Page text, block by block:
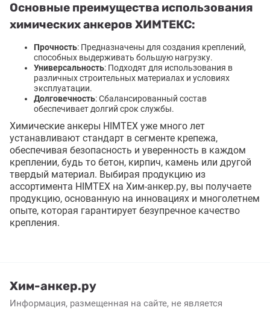
Основные преимущества использования
химических анкеров ХИМТЕКС:
Прочность: Предназначены для создания креплений,
способных выдерживать большую нагрузку.
Универсальность: Подходят для использования в
различных строительных материалах и условиях
эксплуатации.
Долговечность: Сбалансированный состав
обеспечивает долгий срок службы.
Химические анкеры HIMTEX уже много лет
устанавливают стандарт в сегменте крепежа,
обеспечивая безопасность и уверенность в каждом
креплении, будь то бетон, кирпич, камень или другой
твердый материал. Выбирая продукцию из
ассортимента HIMTEX на Хим-анкер.ру, вы получаете
продукцию, основанную на инновациях и многолетнем
опыте, которая гарантирует безупречное качество
крепления.
Хим-анкер.ру
Информация, размещенная на сайте, не является